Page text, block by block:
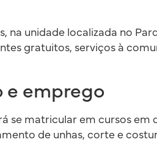
na unidade localizada no
gratuitos, serviços à
e emprego
se matricular em cursos em
de unhas, corte e